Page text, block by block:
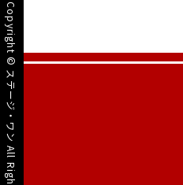
Copyright ©
ステージ・ワン